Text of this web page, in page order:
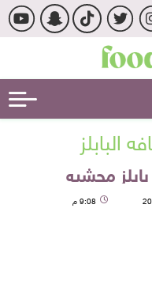
البابلز
محشيه
9:08 م